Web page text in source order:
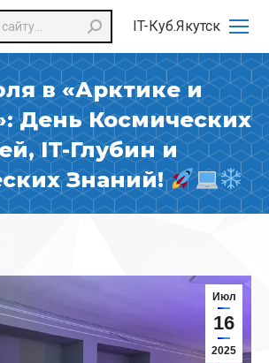
IT-Куб.Якутск
в «Арктике и
День Космических
IT-Глубин и
Знаний!
Июл
16
2025